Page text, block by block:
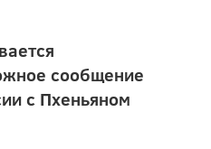
сообщение
с Пхеньяном